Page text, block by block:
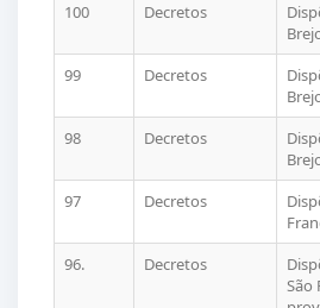
100
Decretos
99
Decretos
98
Decretos
97
Decretos
96.
Decretos
São